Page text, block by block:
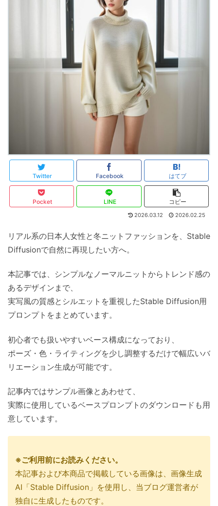
Twitter Facebook はてブ
Pocket LINE コピー
2026.03.12 2026.02.25
リアル系の日本人女性と冬ニットファッションを、Stable
Diffusionで自然に再現したい方へ。
本記事では、シンプルなノーマルニットからトレンド感の
あるデザインまで、
実写風の質感とシルエットを重視したStable Diffusion用
プロンプトをまとめています。
初心者でも扱いやすいベース構成になっており、
ポーズ・色・ライティングを少し調整するだけで幅広いバ
リエーション生成が可能です。
記事内ではサンプル画像とあわせて、
実際に使用しているベースプロンプトのダウンロードも用
意しています。
※ご利用前にお読みください。
本記事および本商品で掲載している画像は、画像生成
AI「Stable Diffusion」を使用し、当ブログ運営者が
独自に生成したものです。